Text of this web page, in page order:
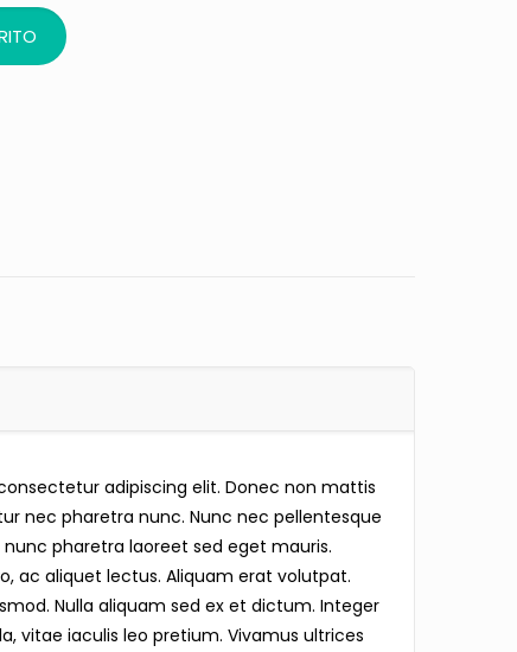
adipiscing elit. Donec non mattis
nec pharetra nunc. Nunc nec pellentesque
pharetra laoreet sed eget mauris.
ac aliquet lectus. Aliquam erat volutpat.
Nulla aliquam sed ex et dictum. Integer
vitae iaculis leo pretium. Vivamus ultrices